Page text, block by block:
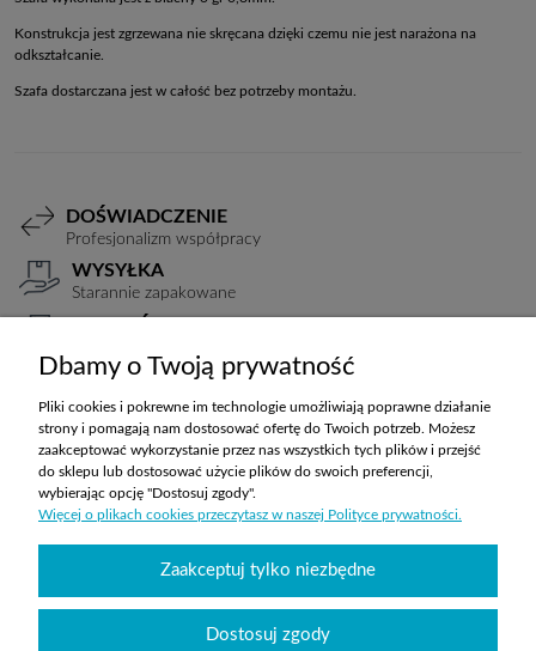
Konstrukcja jest zgrzewana nie skręcana dzięki czemu nie jest narażona na
odkształcanie.
Szafa dostarczana jest w całość bez potrzeby montażu.
DOŚWIADCZENIE
Profesjonalizm współpracy
WYSYŁKA
Starannie zapakowane
TRANSPORT
Koszty ustalane indywidualnie
ZAKUPY
POMOC
MOJE KONTO
Dbamy o Twoją prywatność
Pliki cookies i pokrewne im technologie umożliwiają poprawne działanie
strony i pomagają nam dostosować ofertę do Twoich potrzeb. Możesz
zaakceptować wykorzystanie przez nas wszystkich tych plików i przejść
do sklepu lub dostosować użycie plików do swoich preferencji,
wybierając opcję "Dostosuj zgody".
Więcej o plikach cookies przeczytasz w naszej Polityce prywatności.
Zaakceptuj tylko niezbędne
Dostosuj zgody